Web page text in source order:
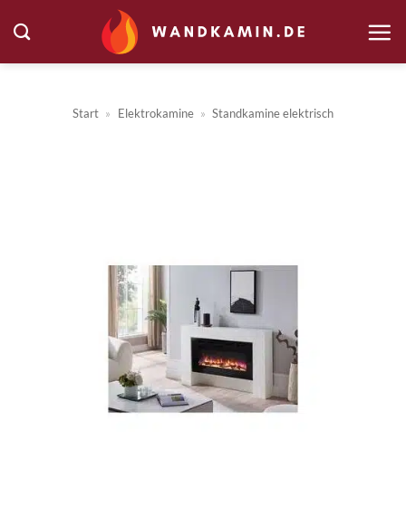
Inhalt
springen
Start » Elektrokamine » Standkamine elektrisch